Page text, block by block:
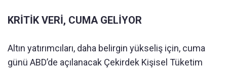
KRİTİK VERİ, CUMA GELİYOR
Altın yatırımcıları, daha belirgin yükseliş için, cuma
günü ABD’de açılanacak Çekirdek Kişisel Tüketim